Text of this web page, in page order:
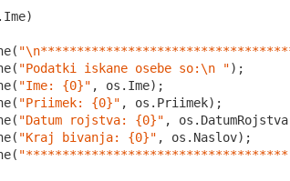
"Podatki iskane osebe so:\n ");
"Ime: {0}" , os.Ime);
"Priimek: {0}" , os.Priimek);
"Datum rojstva: {0}" ,
"Kraj bivanja: {0}" , os.Naslov);